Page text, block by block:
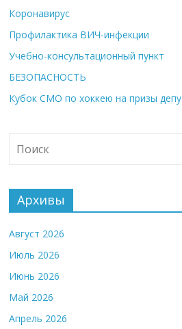
Коронавирус
Профилактика ВИЧ-инфекции
Учебно-консультационный пункт
БЕЗОПАСНОСТЬ
Кубок СМО по хоккею на призы
Архивы
Август 2026
Июль 2026
Июнь 2026
Май 2026
Апрель 2026